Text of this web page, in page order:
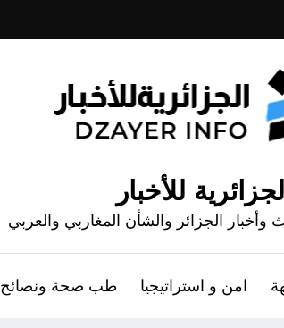
للأخبار
وأخبار الجزائر والشأن المغاربي والعربي
امن و استراتيجيا طب صحة ونصائح